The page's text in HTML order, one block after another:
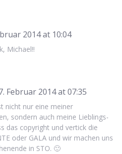
2014 at 10:04
Michael!!
Februar 2014 at 07:35
nicht nur eine meiner
sondern auch meine Lieblings-
das copyright und vertick die
oder GALA und wir machen uns
in STO. 🙂